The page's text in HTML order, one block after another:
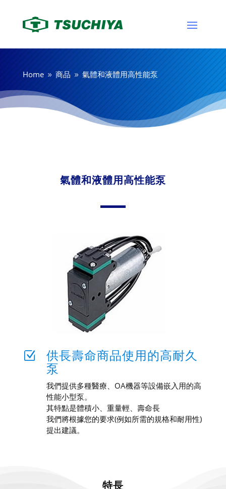
Home 9 商品 9 氣體和液體用高性能泵
氣體和液體用高性能泵
Z 供長壽命商品使用的高耐久
泵
我們提供多種醫療、OA機器等設備嵌入用的高
性能小型泵。
其特點是體積小、重量輕、壽命長
我們將根據您的要求(例如所需的規格和耐用性)
提出建議。
特長